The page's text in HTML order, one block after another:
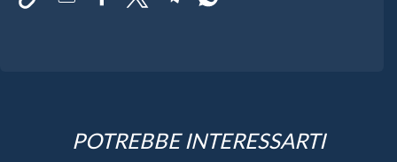
POTREBBE INTERESSARTI